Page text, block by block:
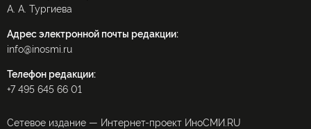
А. А. Тургиева
Адрес электронной почты редакции:
info@inosmi.ru
Телефон редакции:
+7 495 645 66 01
Сетевое издание — Интернет-проект ИноСМИ.RU